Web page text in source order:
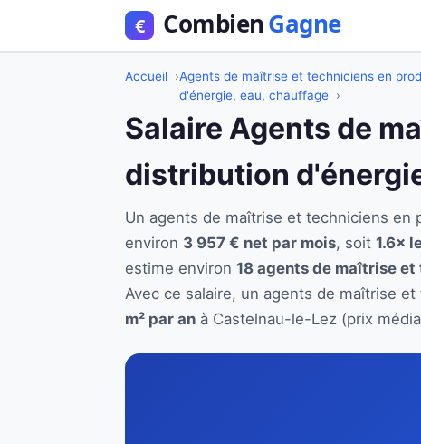
Accueil
Agents de maîtrise et techniciens en
d'énergie, eau, chauffage
Salaire Agents de
distribution
Un agents de maîtrise et techniciens
environ 3 957 € net par mois, soit 1.6×
estime environ 18 agents de maîtrise
Avec ce salaire, un agents de maîtrise
m² par an à Castelnau-le-Lez (prix